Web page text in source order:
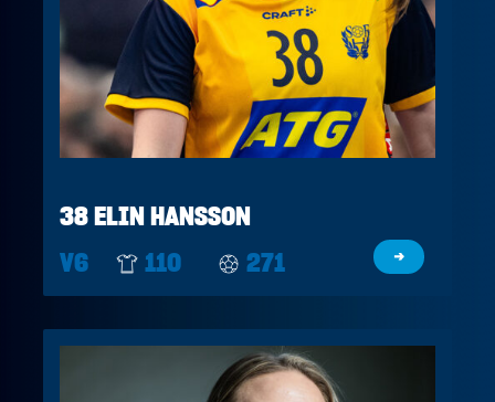
38 ELIN HANSSON
V6
110 271 →